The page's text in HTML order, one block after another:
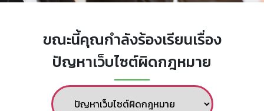
ขณะนี้คุณกำลังร้องเรียนเรื่อง
ปัญหาเว็บไซต์ผิดกฎหมาย